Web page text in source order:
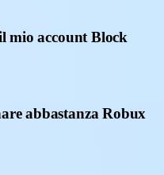
mio account Block
abbastanza Robux